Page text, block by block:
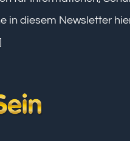
in diesem Newsletter